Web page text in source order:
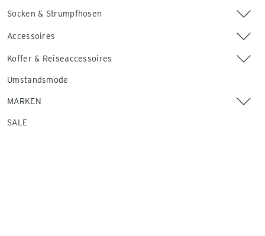
Socken & Strumpfhosen
Accessoires
Koffer & Reiseaccessoires
Umstandsmode
MARKEN
SALE